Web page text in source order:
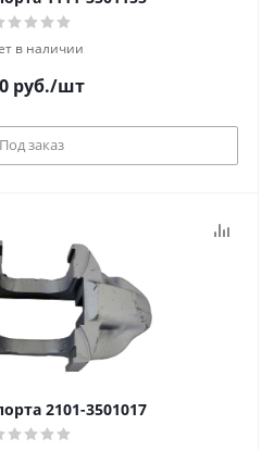
в наличии
руб./шт
Под заказ
2101-3501017